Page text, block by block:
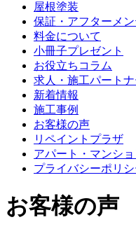
屋根塗装
保証・アフターメ
料金について
小冊子プレゼント
お役立ちコラム
求人・施工パート
新着情報
施工事例
お客様の声
リペイントプラザ
アパート・マンシ
プライバシーポリシ
お客様の声